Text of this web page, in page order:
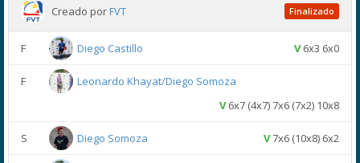
Creado porFVT Finalizado
F Diego Castillo V6x3 6x0
F
Leonardo Khayat/Diego Somoza
V6x7 (4x7) 7x6 (7x2) 10x8
S Diego Somoza V7x6 (10x8) 6x2